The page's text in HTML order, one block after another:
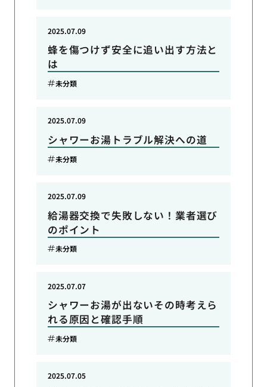
蜂を傷つけず安全に追い出す方法と
は
2025.07.09
未分類
シャワーお湯トラブル解決への道
2025.07.09
未分類
給湯器交換で失敗しない！業者選び
のポイント
2025.07.09
未分類
シャワーお湯が出ないその時考えら
れる原因と確認手順
2025.07.07
未分類
2025.07.05